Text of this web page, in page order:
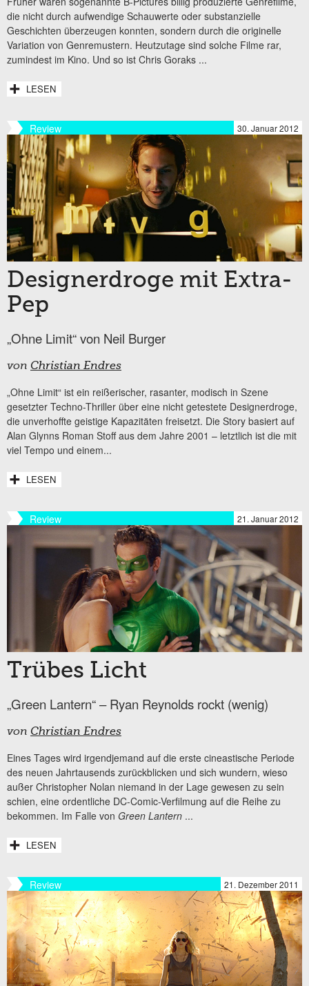
die nicht durch aufwendige Schauwerte oder substanzielle
Geschichten überzeugen konnten, sondern durch die originelle
Variation von Genremustern. Heutzutage sind solche Filme rar,
zumindest im Kino. Und so ist Chris Goraks ...
LESEN
Review 30. Januar 2012
Designerdroge mit Extra-
Pep
„Ohne Limit“ von Neil Burger
von Christian Endres
„Ohne Limit“ ist ein reißerischer, rasanter, modisch in Szene
gesetzter Techno-Thriller über eine nicht getestete Designerdroge,
die unverhoffte geistige Kapazitäten freisetzt. Die Story basiert auf
Alan Glynns Roman Stoff aus dem Jahre 2001 – letztlich ist die mit
viel Tempo und einem...
LESEN
Review 21. Januar 2012
Trübes Licht
„Green Lantern“ – Ryan Reynolds rockt (wenig)
von Christian Endres
Eines Tages wird irgendjemand auf die erste cineastische Periode
des neuen Jahrtausends zurückblicken und sich wundern, wieso
außer Christopher Nolan niemand in der Lage gewesen zu sein
schien, eine ordentliche DC-Comic-Verfilmung auf die Reihe zu
bekommen. Im Falle von Green Lantern ...
LESEN
Review 21. Dezember 2011